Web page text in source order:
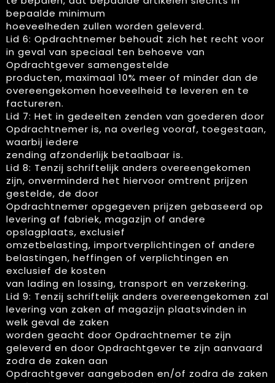
bepaalde minimum
hoeveelheden zullen worden geleverd.
Lid 6: Opdrachtnemer behoudt zich het recht voor
in geval van speciaal ten behoeve van
Opdrachtgever samengestelde
producten, maximaal 10% meer of minder dan de
overeengekomen hoeveelheid te leveren en te
factureren.
Lid 7: Het in gedeelten zenden van goederen door
Opdrachtnemer is, na overleg vooraf, toegestaan,
waarbij iedere
zending afzonderlijk betaalbaar is.
Lid 8: Tenzij schriftelijk anders overeengekomen
zijn, onverminderd het hiervoor omtrent prijzen
gestelde, de door
Opdrachtnemer opgegeven prijzen gebaseerd op
levering af fabriek, magazijn of andere
opslagplaats, exclusief
omzetbelasting, importverplichtingen of andere
belastingen, heffingen of verplichtingen en
exclusief de kosten
van lading en lossing, transport en verzekering.
Lid 9: Tenzij schriftelijk anders overeengekomen zal
levering van zaken af magazijn plaatsvinden in
welk geval de zaken
worden geacht door Opdrachtnemer te zijn
geleverd en door Opdrachtgever te zijn aanvaard
zodra de zaken aan
Opdrachtgever aangeboden en/of zodra de zaken